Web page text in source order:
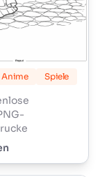
Anime Spiele